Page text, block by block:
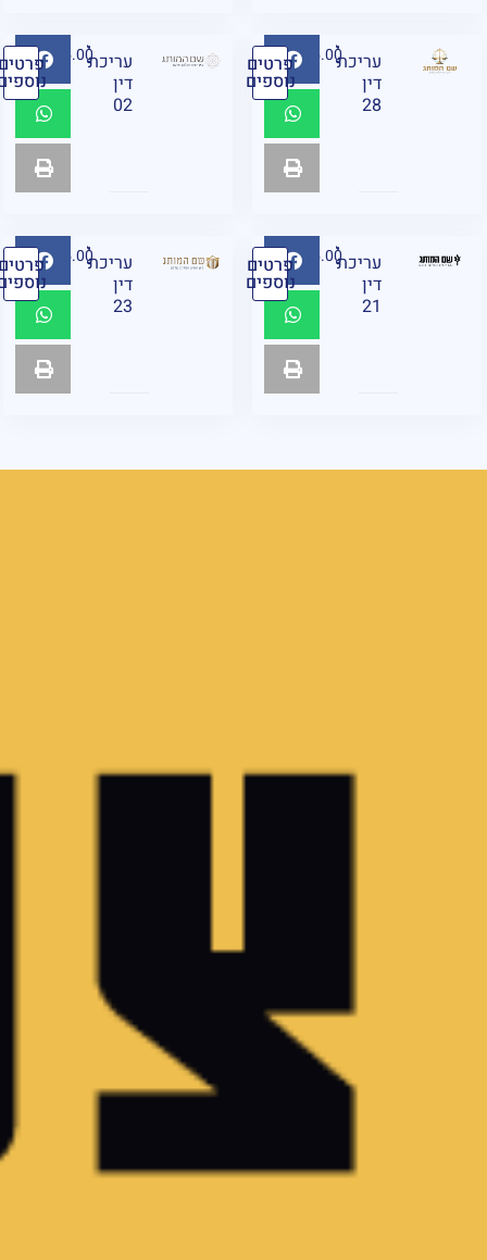
עריכת
דין
28
₪ 95.00 פרטים
נוספים
עריכת
דין
02
₪ 95.00 פרטים
נוספים
עריכת
דין
21
₪ 95.00 פרטים
נוספים
עריכת
דין
23
₪ 95.00 פרטים
נוספים